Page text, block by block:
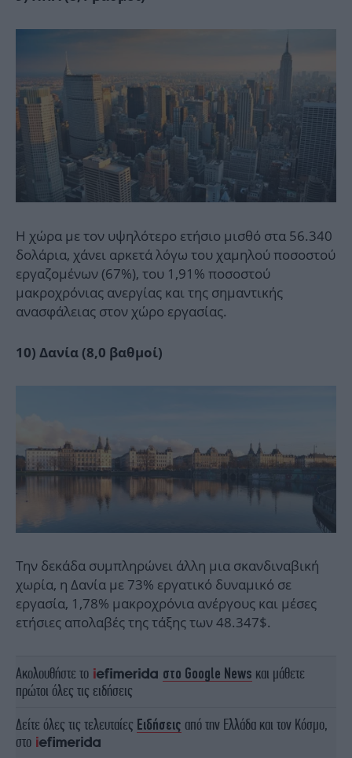
Η χώρα με τον υψηλότερο ετήσιο μισθό στα 56.340
δολάρια, χάνει αρκετά λόγω του χαμηλού ποσοστού
εργαζομένων (67%), του 1,91% ποσοστού
μακροχρόνιας ανεργίας και της σημαντικής
ανασφάλειας στον χώρο εργασίας.
10) Δανία (8,0 βαθμοί)
Την δεκάδα συμπληρώνει άλλη μια σκανδιναβική
χωρία, η Δανία με 73% εργατικό δυναμικό σε
εργασία, 1,78% μακροχρόνια ανέργους και μέσες
ετήσιες απολαβές της τάξης των 48.347$.
Ακολουθήστε το στο Google News και μάθετε
πρώτοι όλες τις ειδήσεις
Δείτε όλες τις τελευταίες Ειδήσεις από την Ελλάδα και τον Κόσμο,
στο